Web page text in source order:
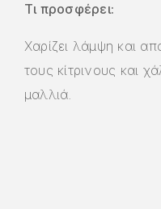
Τι προσφέρει:
Χαρίζει λάμψη και
τους κίτρινους και
μαλλιά.